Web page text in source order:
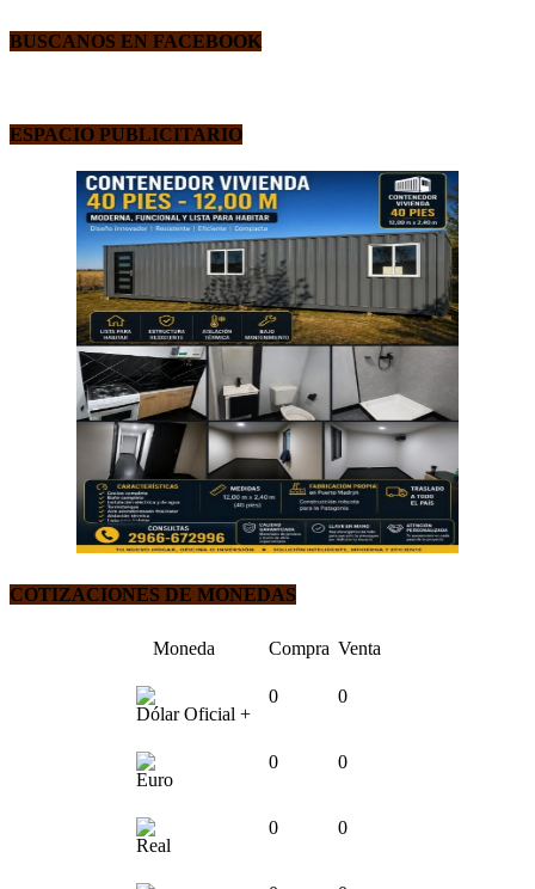
BUSCANOS EN FACEBOOK
ESPACIO PUBLICITARIO
COTIZACIONES DE MONEDAS
Moneda Compra Venta
Dólar Oficial +
0 0
Euro
0 0
Real
0 0